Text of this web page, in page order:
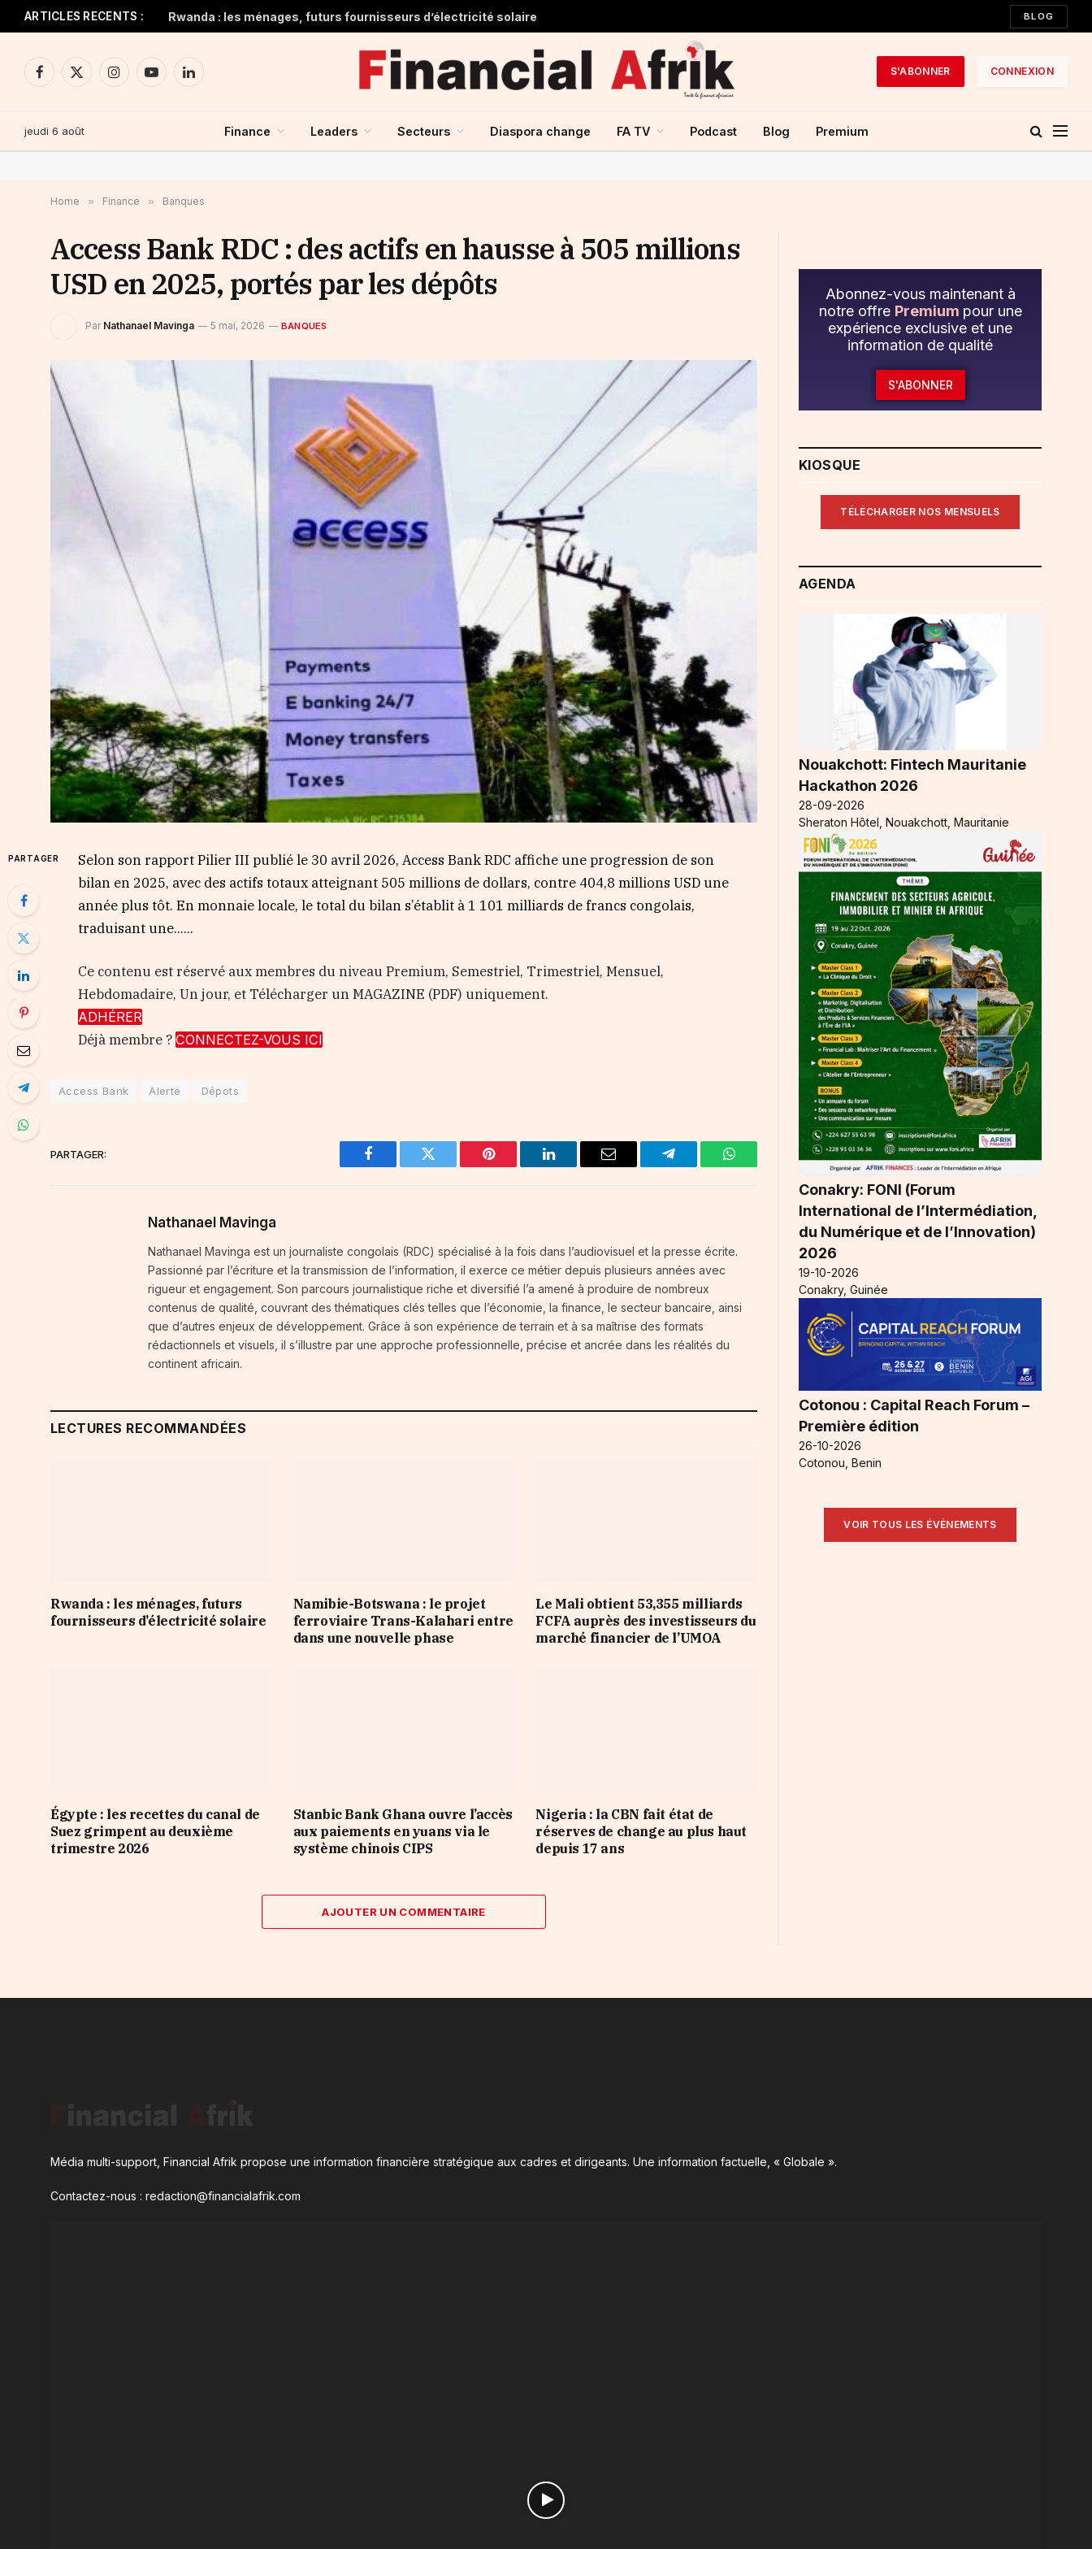
ARTICLES RECENTS : Rwanda : les ménages, futurs fournisseurs d’électricité solaire BLOG
Facebook
X
InstagramYouTubeLinkedIn
S'ABONNER CONNEXION
jeudi 6 août Finance Leaders Secteurs Diaspora change FA TV Podcast Blog Premium
Home » Finance » Banques
Access Bank RDC : des actifs en hausse à 505 millions
USD en 2025, portés par les dépôts
Par Nathanael Mavinga 5 mai, 2026 BANQUES
PARTAGER
Selon son rapport Pilier III publié le 30 avril 2026, Access Bank RDC affiche une progression de son
bilan en 2025, avec des actifs totaux atteignant 505 millions de dollars, contre 404,8 millions USD une
année plus tôt. En monnaie locale, le total du bilan s’établit à 1 101 milliards de francs congolais,
traduisant une…...
Ce contenu est réservé aux membres du niveau Premium, Semestriel, Trimestriel, Mensuel,
Hebdomadaire, Un jour, et Télécharger un MAGAZINE (PDF) uniquement.
ADHÉRER
Déjà membre ?CONNECTEZ-VOUS ICI
Access Bank Alerte Dépots
PARTAGER:
Facebook Twitter Pinterest LinkedIn Email Telegram WhatsApp
Nathanael Mavinga
Nathanael Mavinga est un journaliste congolais (RDC) spécialisé à la fois dans l’audiovisuel et la presse écrite.
Passionné par l’écriture et la transmission de l’information, il exerce ce métier depuis plusieurs années avec
rigueur et engagement. Son parcours journalistique riche et diversifié l’a amené à produire de nombreux
contenus de qualité, couvrant des thématiques clés telles que l’économie, la finance, le secteur bancaire, ainsi
que d’autres enjeux de développement. Grâce à son expérience de terrain et à sa maîtrise des formats
rédactionnels et visuels, il s’illustre par une approche professionnelle, précise et ancrée dans les réalités du
continent africain.
LECTURES RECOMMANDÉES
Rwanda : les ménages, futurs
fournisseurs d’électricité solaire
Namibie-Botswana : le projet
ferroviaire Trans-Kalahari entre
dans une nouvelle phase
Le Mali obtient 53,355 milliards
FCFA auprès des investisseurs du
marché financier de l’UMOA
Égypte : les recettes du canal de
Suez grimpent au deuxième
trimestre 2026
Stanbic Bank Ghana ouvre l’accès
aux paiements en yuans via le
système chinois CIPS
Nigeria : la CBN fait état de
réserves de change au plus haut
depuis 17 ans
AJOUTER UN COMMENTAIRE
Abonnez-vous maintenant à
notre offre Premium pour une
expérience exclusive et une
information de qualité
S'ABONNER
KIOSQUE
TÉLÉCHARGER NOS MENSUELS
AGENDA
Nouakchott: Fintech Mauritanie
Hackathon 2026
28-09-2026
Sheraton Hôtel, Nouakchott, Mauritanie
Conakry: FONI (Forum
International de l’Intermédiation,
du Numérique et de l’Innovation)
2026
19-10-2026
Conakry, Guinée
Cotonou : Capital Reach Forum –
Première édition
26-10-2026
Cotonou, Benin
VOIR TOUS LES ÉVÉNEMENTS
Média multi-support, Financial Afrik propose une information financière stratégique aux cadres et dirigeants. Une information factuelle, « Globale ».
Contactez-nous : redaction@financialafrik.com